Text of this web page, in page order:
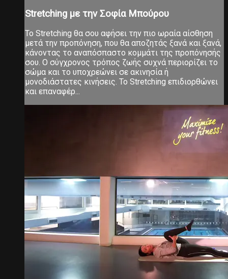
Stretching με την Σοφία Μπούρου
Το Stretching θα σου αφήσει την πιο ωραία αίσθηση
μετά την προπόνηση, που θα αποζητάς ξανά και ξανά,
κάνοντας το αναπόσπαστο κομμάτι της προπόνησής
σου. Ο σύγχρονος τρόπος ζωής συχνά περιορίζει το
σώμα και το υποχρεώνει σε ακινησία ή
μονοδιάστατες κινήσεις. Το Stretching επιδιορθώνει
και επαναφέρ...